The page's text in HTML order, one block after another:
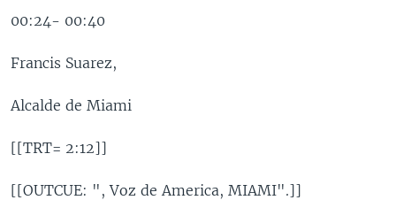
00:24- 00:40
Francis Suarez,
Alcalde de Miami
[[TRT= 2:12]]
[[OUTCUE: ", Voz de America, MIAMI".]]